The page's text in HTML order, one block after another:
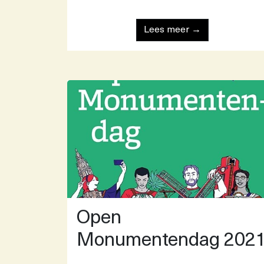
Lees meer →
Open
Monumentendag 2021